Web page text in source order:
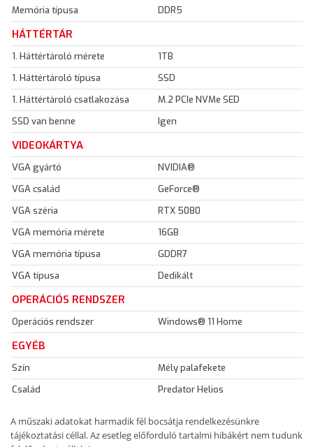
Memória típusa
DDR5
HÁTTÉRTÁR
1. Háttértároló mérete
1TB
1. Háttértároló típusa
SSD
1. Háttértároló csatlakozása
M.2 PCIe NVMe SED
SSD van benne
Igen
VIDEOKÁRTYA
VGA gyártó
NVIDIA®
VGA család
GeForce®
VGA széria
RTX 5080
VGA memória mérete
16GB
VGA memória típusa
GDDR7
VGA típusa
Dedikált
OPERÁCIÓS RENDSZER
Operációs rendszer Windows® 11 Home
EGYÉB
Szín
Mély palafekete
Család
Predator Helios
A műszaki adatokat harmadik fél bocsátja rendelkezésünkre
tájékoztatási céllal. Az esetleg előforduló tartalmi hibákért nem tudunk